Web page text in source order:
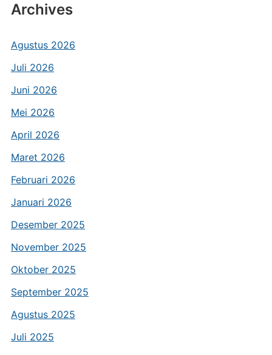
Archives
Agustus 2026
Juli 2026
Juni 2026
Mei 2026
April 2026
Maret 2026
Februari 2026
Januari 2026
Desember 2025
November 2025
Oktober 2025
September 2025
Agustus 2025
Juli 2025